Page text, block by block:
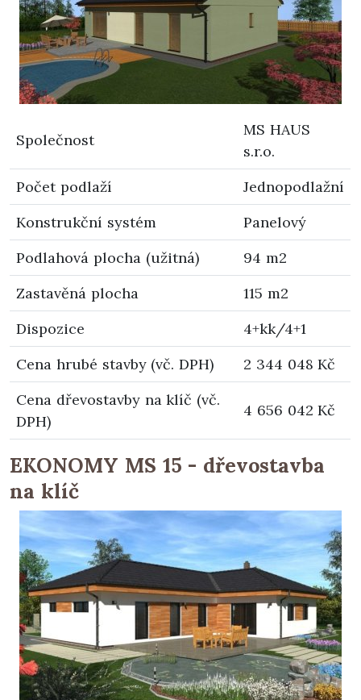
Společnost
MS HAUS
s.r.o.
Počet podlaží
Jednopodlažní
Konstrukční systém
Panelový
Podlahová plocha (užitná)
94 m2
Zastavěná plocha
115 m2
Dispozice
4+kk/4+1
Cena hrubé stavby (vč. DPH)
2 344 048 Kč
Cena dřevostavby na klíč (vč.
DPH)
4 656 042 Kč
EKONOMY MS 15 - dřevostavba
na klíč